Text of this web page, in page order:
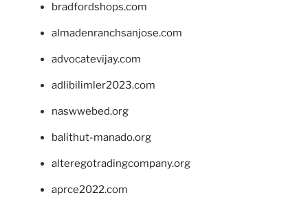
bradfordshops.com
almadenranchsanjose.com
advocatevijay.com
adlibilimler2023.com
naswwebed.org
balithut-manado.org
alteregotradingcompany.org
aprce2022.com